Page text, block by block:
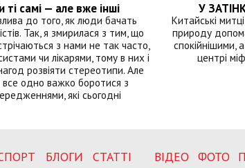
ті самі — але вже інші
до того, як люди бачать
Так, я змирилася з тим, що
з нами не так часто,
чи лікарями, тому в них і
розвіяти стереотипи. Але
все одно важко боротися з
які сьогодні
У
Китайські
природу
спокійнішими,
центрі
БЛОГИ СТАТТІ ВІДЕО ФОТО